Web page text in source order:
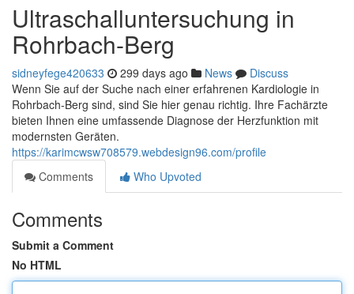
Ultraschalluntersuchung in
Rohrbach-Berg
sidneyfege420633 299 days ago News
Discuss
Wenn Sie auf der Suche nach einer erfahrenen Kardiologie in
Rohrbach-Berg sind, sind Sie hier genau richtig. Ihre Fachärzte
bieten Ihnen eine umfassende Diagnose der Herzfunktion mit
modernsten Geräten.
https://karimcwsw708579.webdesign96.com/profile
Comments
Who Upvoted
Comments
Submit a Comment
No HTML